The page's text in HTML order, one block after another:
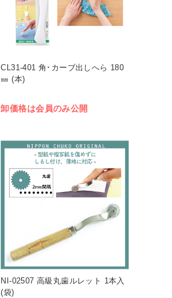
CL31-401 角･カーブ出しへら 180
㎜ (本)
卸価格は会員のみ公開
NI-02507 高級丸歯ルレット 1本入
(袋)